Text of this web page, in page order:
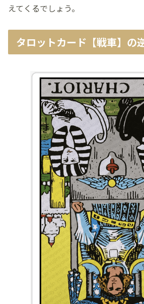
えてくるでしょう。
タロットカード【戦車】の